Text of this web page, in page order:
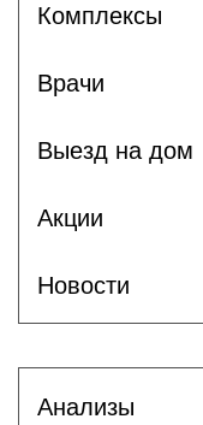
Комплексы
Врачи
Выезд на дом
Акции
Новости
Анализы